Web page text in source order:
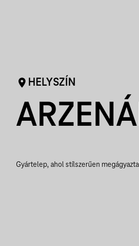
HELYSZÍN
Gyártelep, ahol stílszerűen